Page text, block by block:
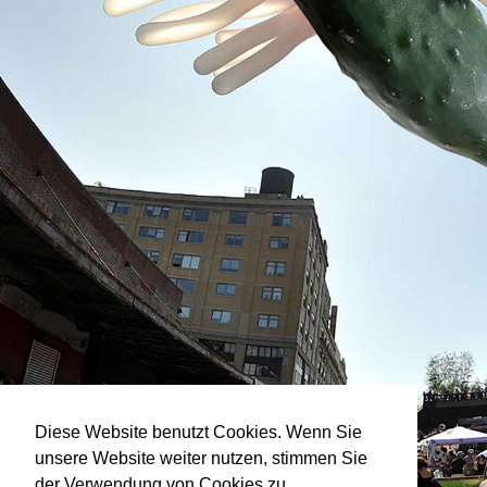
Diese Website benutzt Cookies. Wenn Sie
unsere Website weiter nutzen, stimmen Sie